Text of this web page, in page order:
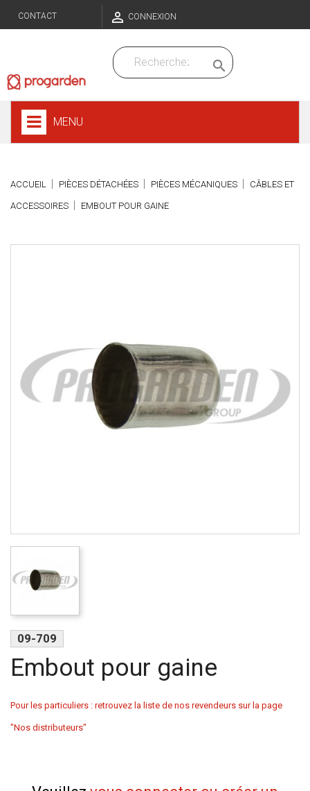
CONTACT  CONNEXION

MENU
ACCUEIL PIÈCES DÉTACHÉES PIÈCES MÉCANIQUES CÂBLES ET
ACCESSOIRES EMBOUT POUR GAINE
09-709
Embout pour gaine
Pour les particuliers : retrouvez la liste de nos revendeurs sur la page
"Nos distributeurs"